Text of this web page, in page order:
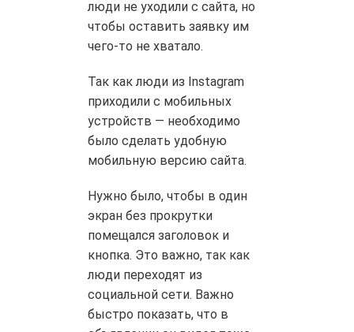
люди не уходили с сайта, но
чтобы оставить заявку им
чего-то не хватало.
Так как люди из Instagram
приходили с мобильных
устройств — необходимо
было сделать удобную
мобильную версию сайта.
Нужно было, чтобы в один
экран без прокрутки
помещался заголовок и
кнопка. Это важно, так как
люди переходят из
социальной сети. Важно
быстро показать, что в